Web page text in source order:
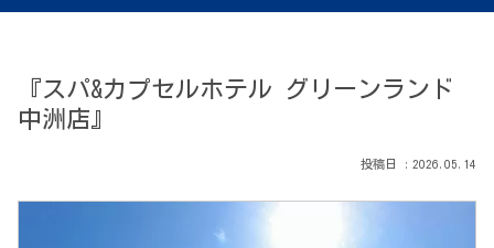
『スパ&カプセルホテル グリーンランド
中洲店』
2026.05.14